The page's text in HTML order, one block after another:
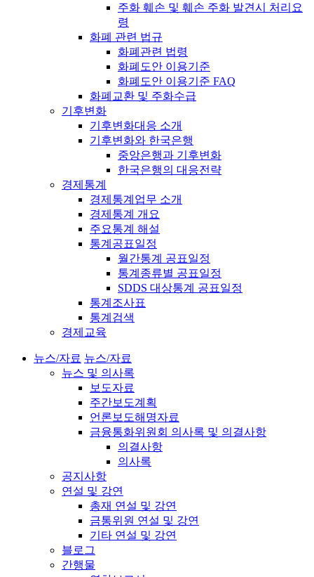
주화 훼손 및 훼손 주화 발견시 처리요
령
화폐 관련 법규
화폐관련 법령
화폐도안 이용기준
화폐도안 이용기준 FAQ
화폐교환 및 주화수급
기후변화
기후변화대응 소개
기후변화와 한국은행
중앙은행과 기후변화
한국은행의 대응전략
경제통계
경제통계업무 소개
경제통계 개요
주요통계 해설
통계공표일정
월간통계 공표일정
통계종류별 공표일정
SDDS 대상통계 공표일정
통계조사표
통계검색
경제교육
뉴스/자료 뉴스/자료
뉴스 및 의사록
보도자료
주간보도계획
언론보도해명자료
금융통화위원회 의사록 및 의결사항
의결사항
의사록
공지사항
연설 및 강연
총재 연설 및 강연
금통위원 연설 및 강연
기타 연설 및 강연
블로그
간행물